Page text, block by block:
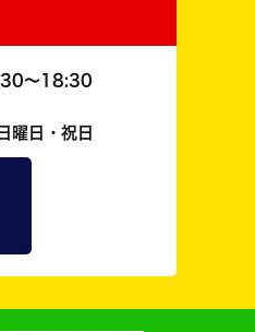
～18:30
曜日・祝日